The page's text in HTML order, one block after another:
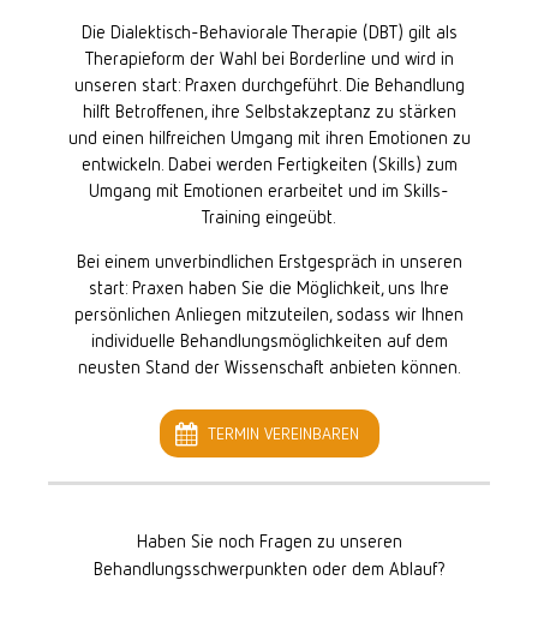
Die Dialektisch-Behaviorale Therapie (DBT) gilt als
Therapieform der Wahl bei Borderline und wird in
unseren start: Praxen durchgeführt. Die Behandlung
hilft Betroffenen, ihre Selbstakzeptanz zu stärken
und einen hilfreichen Umgang mit ihren Emotionen zu
entwickeln. Dabei werden Fertigkeiten (Skills) zum
Umgang mit Emotionen erarbeitet und im Skills-
Training eingeübt.
Bei einem unverbindlichen Erstgespräch in unseren
start: Praxen haben Sie die Möglichkeit, uns Ihre
persönlichen Anliegen mitzuteilen, sodass wir Ihnen
individuelle Behandlungsmöglichkeiten auf dem
neusten Stand der Wissenschaft anbieten können.
TERMIN VEREINBAREN
Haben Sie noch Fragen zu unseren
Behandlungsschwerpunkten oder dem Ablauf?